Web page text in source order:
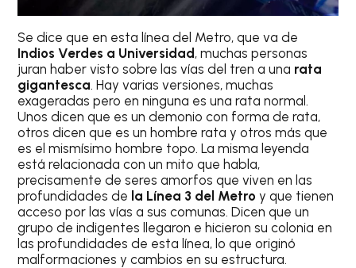
Se dice que en esta línea del Metro, que va de
Indios Verdes a Universidad, muchas personas
juran haber visto sobre las vías del tren a una rata
gigantesca. Hay varias versiones, muchas
exageradas pero en ninguna es una rata normal.
Unos dicen que es un demonio con forma de rata,
otros dicen que es un hombre rata y otros más que
es el mismísimo hombre topo. La misma leyenda
está relacionada con un mito que habla,
precisamente de seres amorfos que viven en las
profundidades de la Línea 3 del Metro y que tienen
acceso por las vías a sus comunas. Dicen que un
grupo de indigentes llegaron e hicieron su colonia en
las profundidades de esta línea, lo que originó
malformaciones y cambios en su estructura.